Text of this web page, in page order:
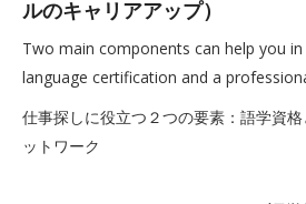
ルのキャリアアップ）
Two main components can help you
language certification and a
仕事探しに役立つ２つの要素：語学資
ットワーク